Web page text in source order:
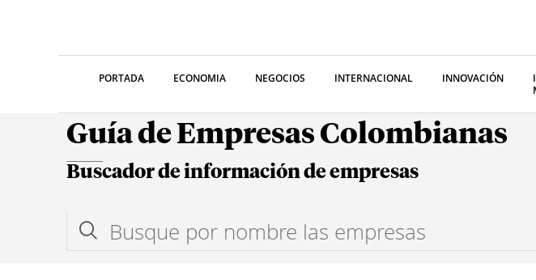
PORTADA ECONOMIA NEGOCIOS INTERNACIONAL INNOVACIÓN
Guía de Empresas Colombianas
Buscador de información de empresas